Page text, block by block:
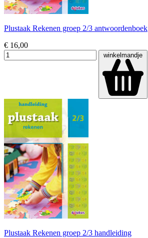
Plustaak Rekenen groep 2/3 antwoordenboek
€ 16,00
winkelmandje
Plustaak Rekenen groep 2/3 handleiding